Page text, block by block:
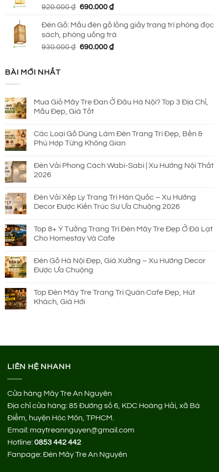
590.000 ₫.
920.000₫ Giá
là:
920.000 ₫.
690.000₫Giá
tại
là:
690.000 ₫.
Đèn Gỗ: Mẫu đèn gỗ lồng giấy trang trí phòng đọc
sách, phòng uống trà
930.000₫ Giá
690.000₫Giá
BÀI MỚI NHẤT
Mua Giỏ Mây Tre Đan Ở Đâu Hà Nội? Top 3 Địa Chỉ,
Mẫu Đẹp, Giá Tốt
Các Loại Gỗ Dùng Làm Đèn Trang Trí Đẹp, Bền &
Phù Hợp Từng Không Gian
Đèn Vải Phong Cách Wabi-Sabi | Xu Hướng Nội Thất
2026
Đèn Vải Xếp Ly Trang Trí Hàn Quốc – Xu Hướng
Decor Được Kiến Trúc Sư Ưa Chuộng 2026
Top 8+ Ý Tưởng Trang Trí Đèn Mây Tre Đẹp Ở Đà Lạt
Cho Homestay Và Cafe
Đèn Gỗ Hà Nội Đẹp, Giá Xưởng – Xu Hướng Decor
Được Ưa Chuộng
Top Đèn Mây Tre Trang Trí Quán Cafe Đẹp, Hút
Khách, Giá Hời
LIÊN HỆ NHANH
Cửa hàng Mây Tre An Nguyên
Địa chỉ cửa hàng:85 Đường số 6, KDC Hoàng Hải, xã Bà
Điểm, huyện Hóc Môn, TPHCM.
Email: maytreannguyen@gmail.com
Hotline:0853 442 442
Fanpage:Đèn Mây Tre An Nguyên